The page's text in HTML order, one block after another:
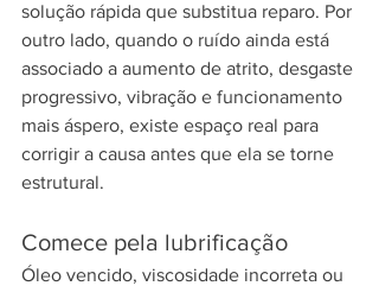
solução rápida que substitua reparo. Por
outro lado, quando o ruído ainda está
associado a aumento de atrito, desgaste
progressivo, vibração e funcionamento
mais áspero, existe espaço real para
corrigir a causa antes que ela se torne
estrutural.
Comece pela lubrificação
Óleo vencido, viscosidade incorreta ou